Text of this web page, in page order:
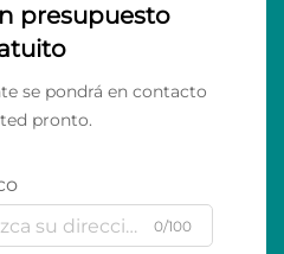
presupuesto
se pondrá en contacto
pronto.
0/100